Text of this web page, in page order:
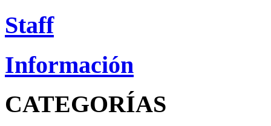
Staff
Información
CATEGORÍAS